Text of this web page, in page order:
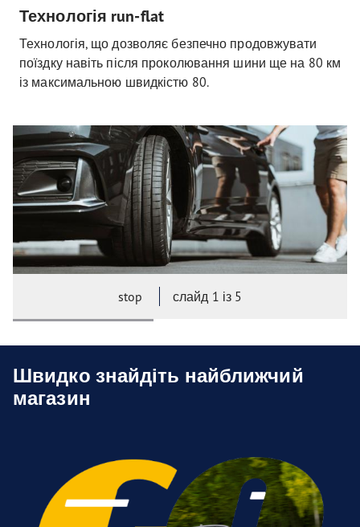
Технологія run-flat
Технологія, що дозволяє безпечно продовжувати
поїздку навіть після проколювання шини ще на 80 км
із максимальною швидкістю 80.
stop слайд 1 із 5
Швидко знайдіть найближчий
магазин